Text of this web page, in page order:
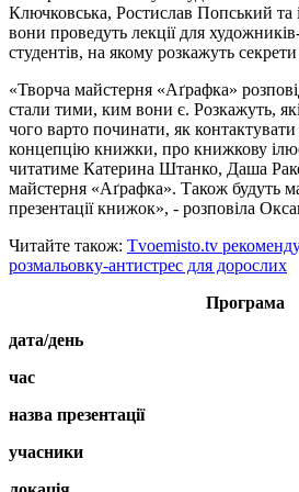
Ключковська, Ростислав Попський та
вони проведуть лекції для
студентів, на якому розкажуть секрети
«Творча майстерня «Аґрафка»
стали тими, ким вони є. Розкажуть,
чого варто починати, як
концепцію книжки, про книжкову
читатиме Катерина Штанко, Даша
майстерня «Аґрафка». Також будуть
презентації книжок», - розповіла
Читайте також: Tvoemisto.tv
розмальовку-антистрес для дорослих
Програма
дата/день
час
назва презентації
учасники